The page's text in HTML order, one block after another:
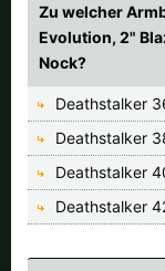
Zu welcher
Evolution, 2"
Nock?
Deathstalker
Deathstalker
Deathstalker
Deathstalker